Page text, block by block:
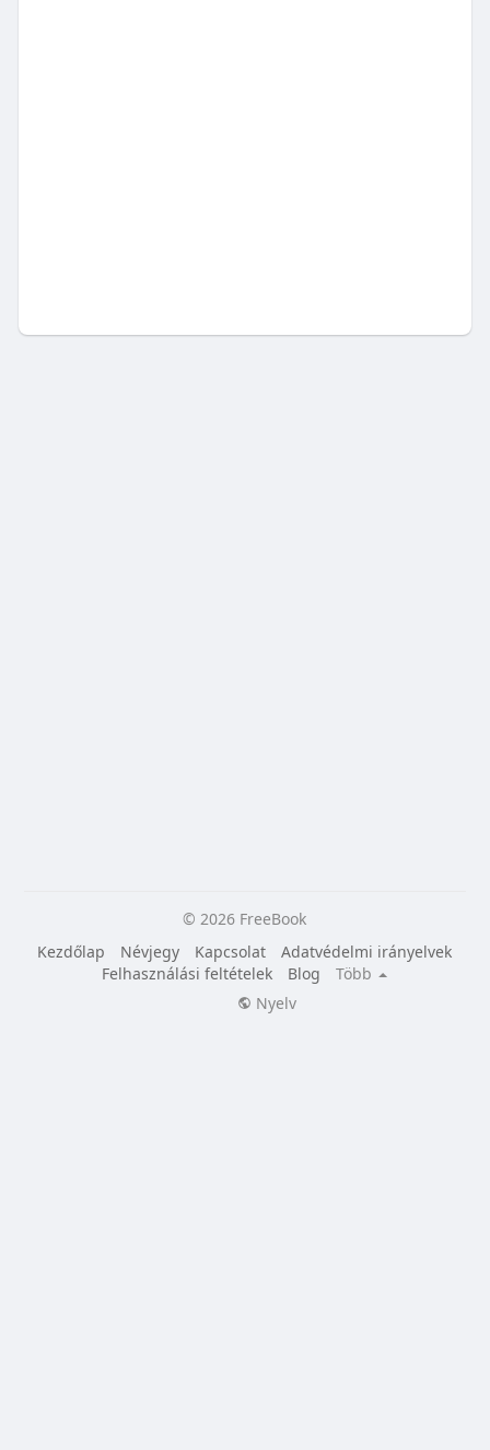
© 2026 FreeBook
Kezdőlap
Névjegy Kapcsolat
Adatvédelmi irányelvek
Felhasználási feltételek
Blog
Több
Nyelv